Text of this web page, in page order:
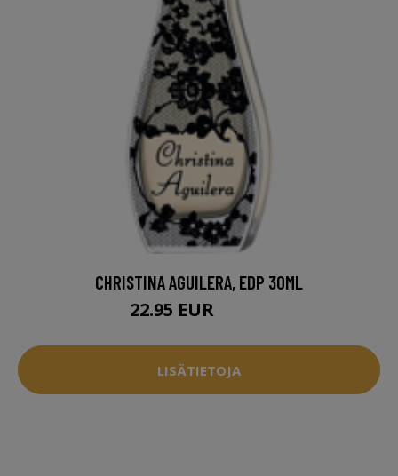
CHRISTINA AGUILERA, EDP 30ML
22.95 EUR
LISÄTIETOJA